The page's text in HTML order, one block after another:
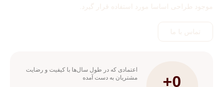
موجود طراحی اساسا مورد استفاده قرار گیرد.
تماس با ما
0
+
اعتمادی که در طول سال‌ها با کیفیت و رضایت
مشتریان به دست آمده